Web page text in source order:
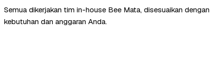
Semua dikerjakan tim in-house Bee Mata, disesuaikan dengan
kebutuhan dan anggaran Anda.